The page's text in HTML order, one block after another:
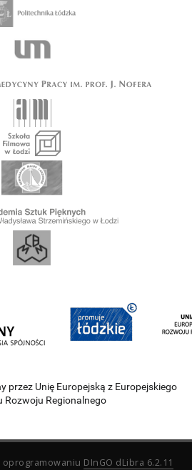
przez Unię Europejską z Europejskiego
Rozwoju Regionalnego
oprogramowaniu DInGO dLibra 6.2.11